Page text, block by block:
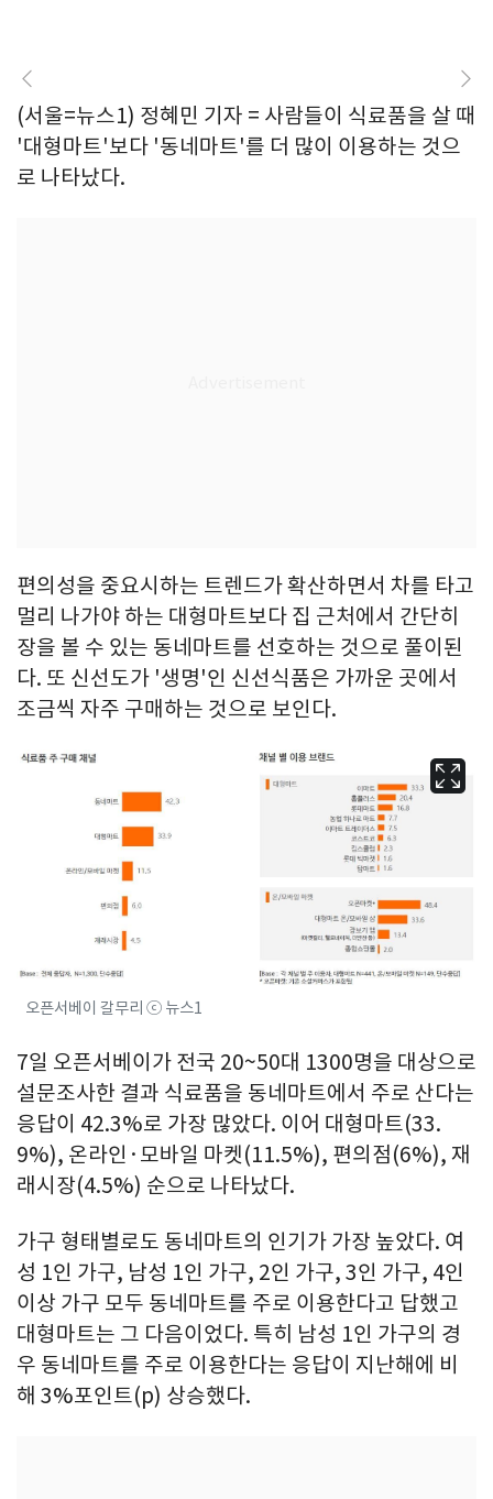
(서울=뉴스1) 정혜민 기자 = 사람들이 식료품을 살 때
'대형마트'보다 '동네마트'를 더 많이 이용하는 것으
로 나타났다.
편의성을 중요시하는 트렌드가 확산하면서 차를 타고
멀리 나가야 하는 대형마트보다 집 근처에서 간단히
장을 볼 수 있는 동네마트를 선호하는 것으로 풀이된
다. 또 신선도가 '생명'인 신선식품은 가까운 곳에서
조금씩 자주 구매하는 것으로 보인다.
오픈서베이 갈무리 ⓒ 뉴스1
7일 오픈서베이가 전국 20~50대 1300명을 대상으로
설문조사한 결과 식료품을 동네마트에서 주로 산다는
응답이 42.3%로 가장 많았다. 이어 대형마트(33.
9%), 온라인·모바일 마켓(11.5%), 편의점(6%), 재
래시장(4.5%) 순으로 나타났다.
가구 형태별로도 동네마트의 인기가 가장 높았다. 여
성 1인 가구, 남성 1인 가구, 2인 가구, 3인 가구, 4인
이상 가구 모두 동네마트를 주로 이용한다고 답했고
대형마트는 그 다음이었다. 특히 남성 1인 가구의 경
우 동네마트를 주로 이용한다는 응답이 지난해에 비
해 3%포인트(p) 상승했다.